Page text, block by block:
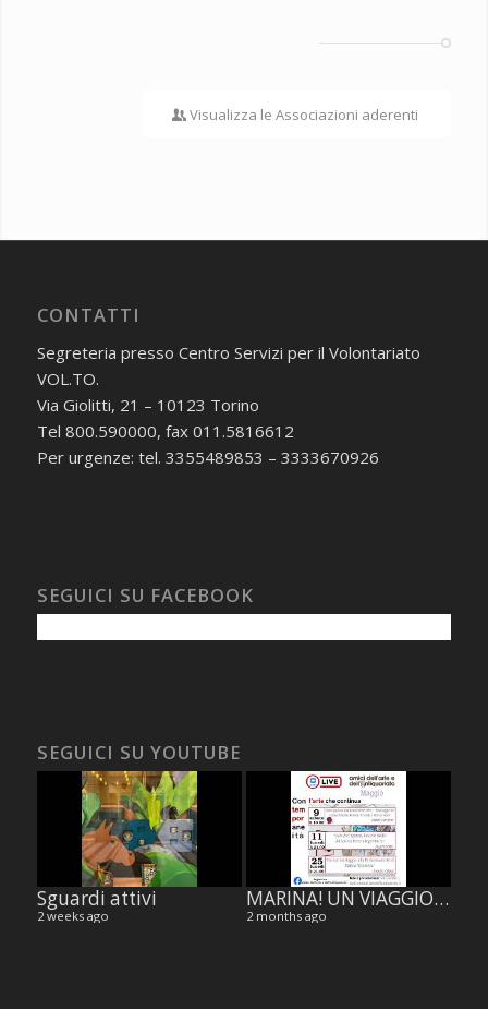
Visualizza le Associazioni aderenti
CONTATTI
Segreteria presso Centro Servizi per il Volontariato
VOL.TO.
Via Giolitti, 21 – 10123 Torino
Tel 800.590000, fax 011.5816612
Per urgenze: tel. 3355489853 – 3333670926
SEGUICI SU FACEBOOK
SEGUICI SU YOUTUBE
Sguardi attivi
2 weeks ago
MARINA! UN VIAGGIO NELLA PERFORMANCE ART DI MARINA ABRAMOVIC, di Jennifer Celani.
2 months ago